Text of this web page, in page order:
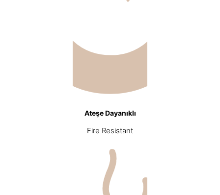
Ateşe Dayanıklı
Fire Resistant